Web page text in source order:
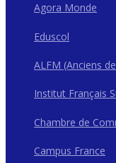
Agora Monde
Eduscol
ALFM (Anciens
Institut Français
Chambre de
Campus France